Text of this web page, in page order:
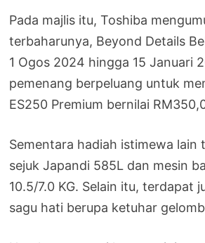
Pada majlis itu, Toshiba
terbaharunya, Beyond Details
1 Ogos 2024 hingga 15 Januari
pemenang berpeluang untuk
ES250 Premium bernilai
Sementara hadiah istimewa lain
sejuk Japandi 585L dan mesin
10.5/7.0 KG. Selain itu, terdapat
sagu hati berupa ketuhar